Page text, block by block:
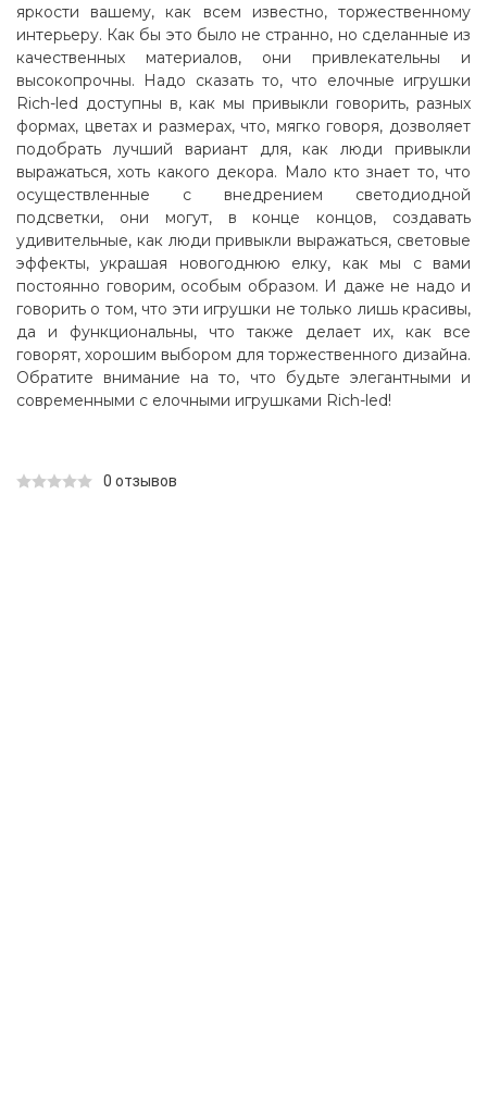
яркости вашему, как всем известно, торжественному
интерьеру. Как бы это было не странно, но сделанные из
качественных материалов, они привлекательны и
высокопрочны. Надо сказать то, что елочные игрушки
Rich-led доступны в, как мы привыкли говорить, разных
формах, цветах и размерах, что, мягко говоря, дозволяет
подобрать лучший вариант для, как люди привыкли
выражаться, хоть какого декора. Мало кто знает то, что
осуществленные с внедрением светодиодной
подсветки, они могут, в конце концов, создавать
удивительные, как люди привыкли выражаться, световые
эффекты, украшая новогоднюю елку, как мы с вами
постоянно говорим, особым образом. И даже не надо и
говорить о том, что эти игрушки не только лишь красивы,
да и функциональны, что также делает их, как все
говорят, хорошим выбором для торжественного дизайна.
Обратите внимание на то, что будьте элегантными и
современными с елочными игрушками Rich-led!
0 отзывов